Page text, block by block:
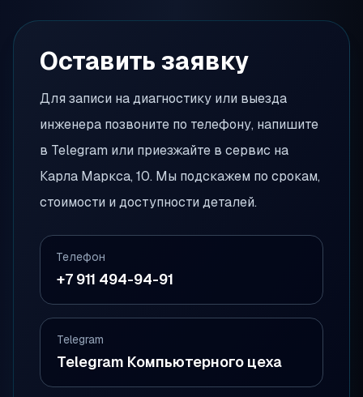
Оставить заявку
Для записи на диагностику или выезда
инженера позвоните по телефону, напишите
в Telegram или приезжайте в сервис на
Карла Маркса, 10. Мы подскажем по срокам,
стоимости и доступности деталей.
Телефон
+7 911 494-94-91
Telegram
Telegram Компьютерного цеха